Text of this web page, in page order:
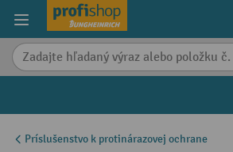
content
Príslušenstvo k protinárazovej ochrane